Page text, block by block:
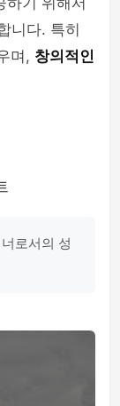
니다. 특히
며, 창의적인
로서의 성